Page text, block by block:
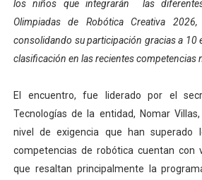
Dictan MasterClass en el marco
Campo Elías avanza con plan de
Gobernador Arnaldo Sánchez
Plan Quirúrgico Regional llega a
los niños que integrarán las
Olimpiadas de Robótica Creativa
consolidando su participación gracias a 10
clasificación en las recientes competencias
El encuentro, fue liderado por el
Tecnologías de la entidad, Nomar
nivel de exigencia que han superado
competencias de robótica cuentan con
que resaltan principalmente la